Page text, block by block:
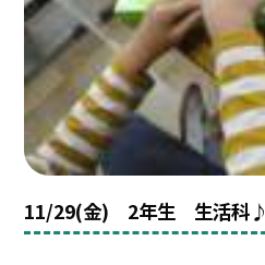
11/29(金) 2年生 生活科♪